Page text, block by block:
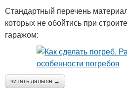
Стандартный перечень
которых не обойтись при
гаражом:
читать дальше →